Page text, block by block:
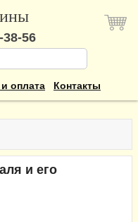
38-56
оплата Контакты
и его